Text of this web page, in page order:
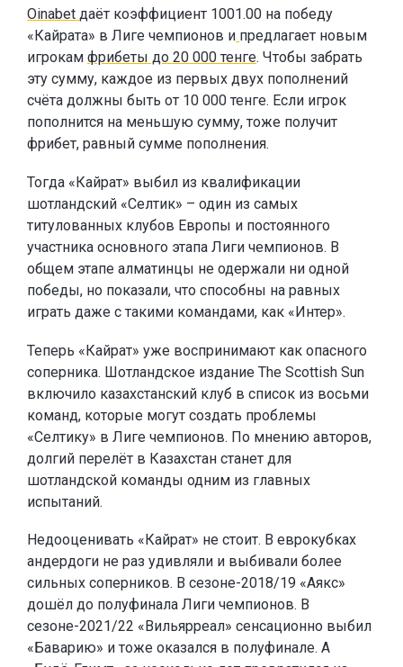
Oinabet даёт коэффициент 1001.00 на победу
«Кайрата» в Лиге чемпионов и предлагает новым
игрокам фрибеты до 20 000 тенге. Чтобы забрать
эту сумму, каждое из первых двух пополнений
счёта должны быть от 10 000 тенге. Если игрок
пополнится на меньшую сумму, тоже получит
фрибет, равный сумме пополнения.
Тогда «Кайрат» выбил из квалификации
шотландский «Селтик» – один из самых
титулованных клубов Европы и постоянного
участника основного этапа Лиги чемпионов. В
общем этапе алматинцы не одержали ни одной
победы, но показали, что способны на равных
играть даже с такими командами, как «Интер».
Теперь «Кайрат» уже воспринимают как опасного
соперника. Шотландское издание The Scottish Sun
включило казахстанский клуб в список из восьми
команд, которые могут создать проблемы
«Селтику» в Лиге чемпионов. По мнению авторов,
долгий перелёт в Казахстан станет для
шотландской команды одним из главных
испытаний.
Недооценивать «Кайрат» не стоит. В еврокубках
андердоги не раз удивляли и выбивали более
сильных соперников. В сезоне-2018/19 «Аякс»
дошёл до полуфинала Лиги чемпионов. В
сезоне-2021/22 «Вильярреал» сенсационно выбил
«Баварию» и тоже оказался в полуфинале. А